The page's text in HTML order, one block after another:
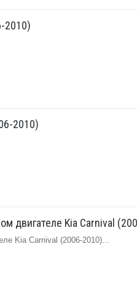
2010)
2010)
двигателе Kia Carnival
Kia Carnival (2006-2010)...